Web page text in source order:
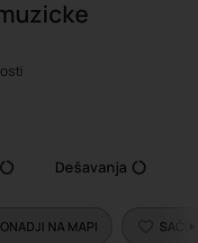
Dešavanja
NA MAPI